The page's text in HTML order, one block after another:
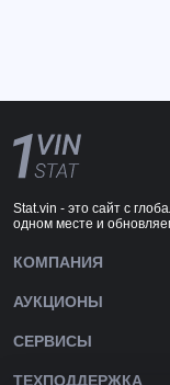
Stat.vin - это сайт с
одном месте и
КОМПАНИЯ
АУКЦИОНЫ
СЕРВИСЫ
ТЕХПОДДЕРЖКА